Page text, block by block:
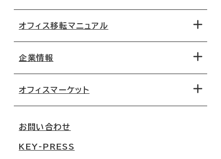
地図から探す
路線・駅から探す
オフィス移転マニュアル
移転コストシミュレーション
移転スケジュール
オフィス移転Q&A
企業情報
オフィスマーケット
大阪
お問い合わせ
KEY-PRESS